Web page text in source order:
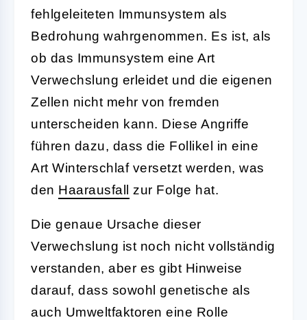
fehlgeleiteten Immunsystem als
Bedrohung wahrgenommen. Es ist, als
ob das Immunsystem eine Art
Verwechslung erleidet und die eigenen
Zellen nicht mehr von fremden
unterscheiden kann. Diese Angriffe
führen dazu, dass die Follikel in eine
Art Winterschlaf versetzt werden, was
den Haarausfall zur Folge hat.
Die genaue Ursache dieser
Verwechslung ist noch nicht vollständig
verstanden, aber es gibt Hinweise
darauf, dass sowohl genetische als
auch Umweltfaktoren eine Rolle